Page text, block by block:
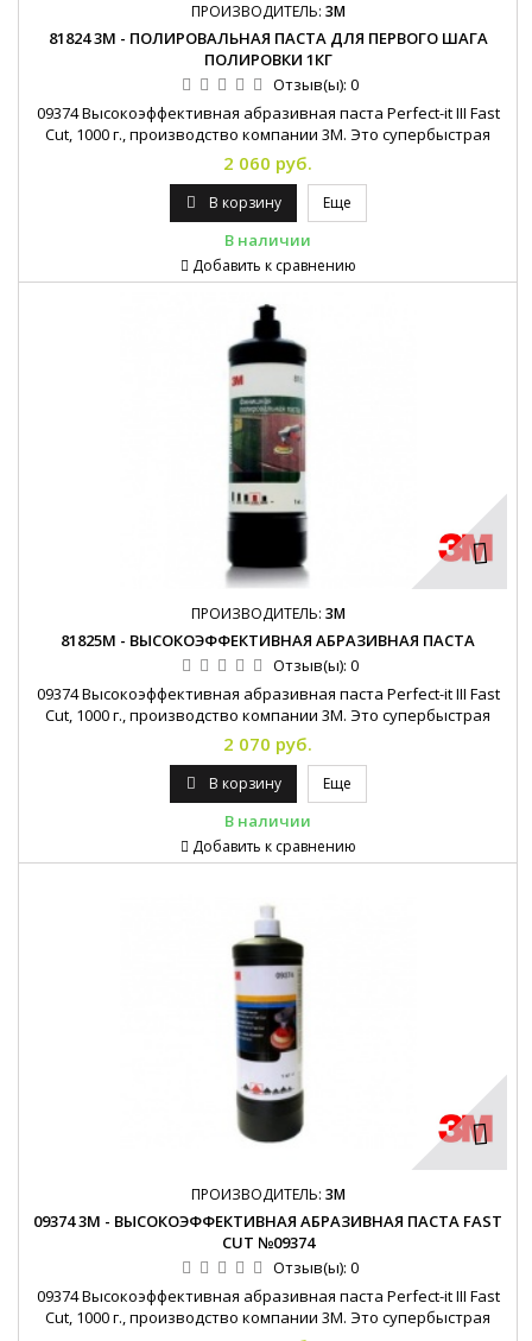
ПРОИЗВОДИТЕЛЬ: 3M
81824 3М - ПОЛИРОВАЛЬНАЯ ПАСТА ДЛЯ ПЕРВОГО ШАГА
ПОЛИРОВКИ 1КГ
Отзыв(ы): 0
09374 Высокоэффективная абразивная паста Perfect-it III Fast
Cut, 1000 г., производство компании 3М. Это супербыстрая
абразивная паста предназначена для удаления тонких
шлифовальных рисок. Паста чрезвычайно эффективна при
полировке как свежих, так и не новых HS красок.
Превосходит по эффективности все существующие
абразивные пасты. Снижает затраты времени...
2 060 руб.
В корзину Еще
В наличии
Добавить к сравнению
ПРОИЗВОДИТЕЛЬ: 3M
81825М - ВЫСОКОЭФФЕКТИВНАЯ АБРАЗИВНАЯ ПАСТА
Отзыв(ы): 0
09374 Высокоэффективная абразивная паста Perfect-it III Fast
Cut, 1000 г., производство компании 3М. Это супербыстрая
абразивная паста предназначена для удаления тонких
шлифовальных рисок. Паста чрезвычайно эффективна при
полировке как свежих, так и не новых HS красок.
Превосходит по эффективности все существующие
абразивные пасты. Снижает затраты времени...
2 070 руб.
В корзину Еще
В наличии
Добавить к сравнению
ПРОИЗВОДИТЕЛЬ: 3M
09374 3М - ВЫСОКОЭФФЕКТИВНАЯ АБРАЗИВНАЯ ПАСТА FAST
CUT №09374
Отзыв(ы): 0
09374 Высокоэффективная абразивная паста Perfect-it III Fast
Cut, 1000 г., производство компании 3М. Это супербыстрая